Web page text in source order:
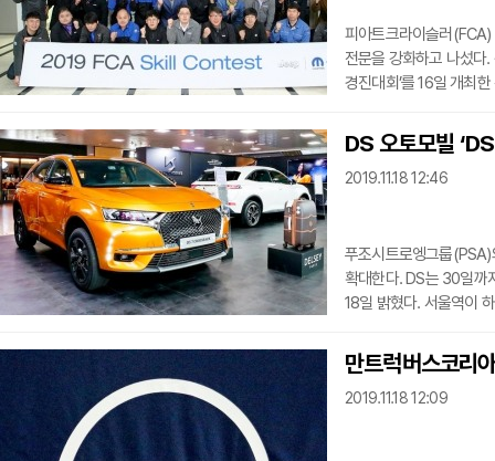
피아트크라이슬러
전문을 강화하고 나섰다. 경기도 평택에 있는 자사의 트레이닝 센터에서 ‘서비스 기능
경진대회’를 16일 개최한 것이다. 18일 FCA 코리아에 따르면 올해
부품 관리 부문, 정비 기
FCA 모든 차량에 대해
DS 오토모빌
2019.11.18 12:46
푸조시트로엥그룹
확대한다. DS는 30일까지 서울역 기차역에서 DS 7 크로스백 팝업스토어를 운영한다고
18일 밝혔다. 서울역이 하루 평균 유동 인구가 9만명 이상이라 홍보 효고가 크기 때문이다.
DS 7 크로스백을 체험할 수 있다. 행사 기간 고객은 프랑스 대표
크로스백만을 위해 개발
만트럭버스코리
2019.11.18 12:09